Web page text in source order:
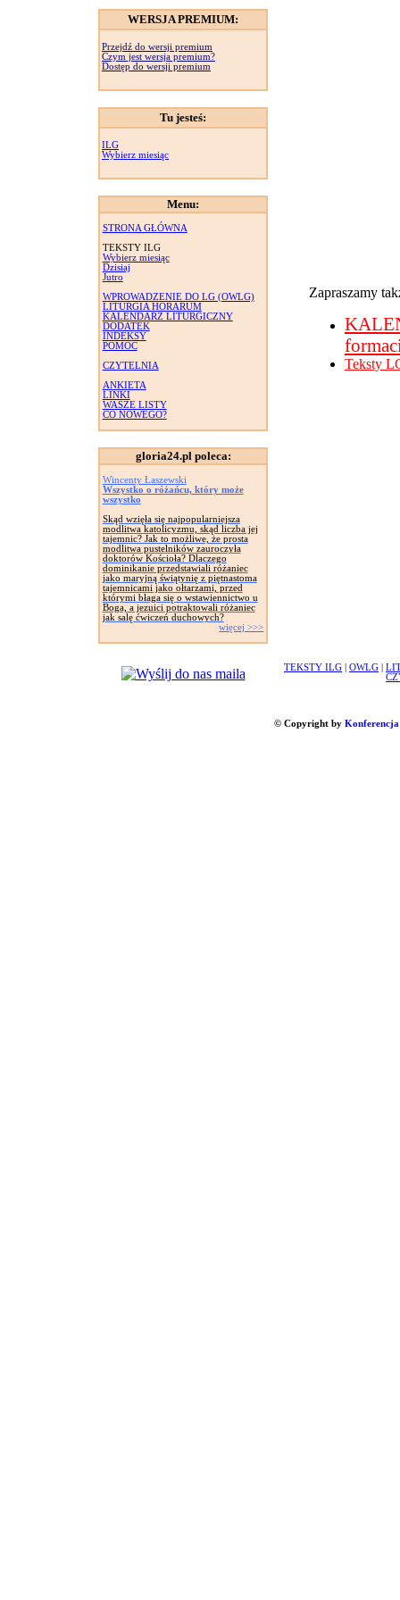
WERSJA PREMIUM:
Przejdź do wersji premium
Czym jest wersja premium?
Dostęp do wersji premium
Tu jesteś:
ILG
Wybierz miesiąc
Menu:
STRONA GŁÓWNA
TEKSTY ILG
Wybierz miesiąc
Dzisiaj
Jutro
WPROWADZENIE DO LG (OWLG)
LITURGIA HORARUM
KALENDARZ LITURGICZNY
DODATEK
INDEKSY
POMOC
CZYTELNIA
ANKIETA
LINKI
WASZE LISTY
CO NOWEGO?
gloria24.pl poleca:
Wincenty Łaszewski
Wszystko o różańcu, który może
wszystko
Skąd wzięła się najpopularniejsza
modlitwa katolicyzmu, skąd liczba jej
tajemnic? Jak to możliwe, że prosta
modlitwa pustelników zauroczyła
doktorów Kościoła? Dlaczego
dominikanie przedstawiali różaniec
jako maryjną świątynię z piętnastoma
tajemnicami jako ołtarzami, przed
którymi błaga się o wstawiennictwo u
Boga, a jezuici potraktowali różaniec
jak salę ćwiczeń duchowych?
więcej >>>
Zapraszamy
Teksty
TEKSTY ILG OWLG
© Copyright by Konferencja